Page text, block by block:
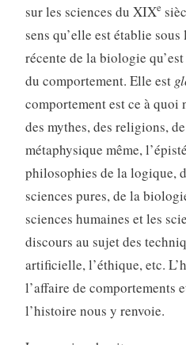
sur les sciences du XIXe
sens qu’elle est établie
récente de la biologie
du comportement. Elle est
comportement est ce à quoi
des mythes, des religions,
métaphysique même,
philosophies de la logique,
sciences pures, de la
sciences humaines et les
discours au sujet des
artificielle, l’éthique, etc.
l’affaire de comportements
l’histoire nous y renvoie.